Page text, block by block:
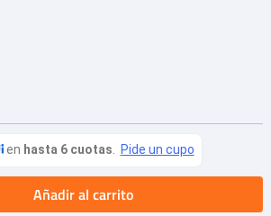
Añadir al carrito